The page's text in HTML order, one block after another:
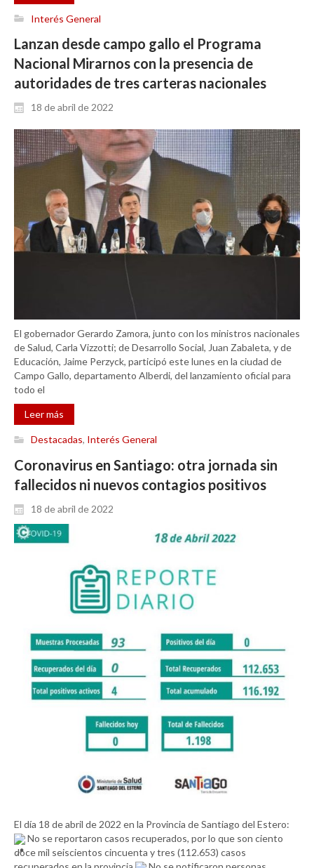
Interés General
Lanzan desde campo gallo el Programa
Nacional Mirarnos con la presencia de
autoridades de tres carteras nacionales
18 de abril de 2022
El gobernador Gerardo Zamora, junto con los ministros nacionales
de Salud, Carla Vizzotti; de Desarrollo Social, Juan Zabaleta, y de
Educación, Jaime Perzyck, participó este lunes en la ciudad de
Campo Gallo, departamento Alberdi, del lanzamiento oficial para
todo el
Leer más
Destacadas, Interés General
Coronavirus en Santiago: otra jornada sin
fallecidos ni nuevos contagios positivos
18 de abril de 2022
El día 18 de abril de 2022 en la Provincia de Santiago del Estero:
No se reportaron casos recuperados, por lo que son ciento
doce mil seiscientos cincuenta y tres (112.653) casos